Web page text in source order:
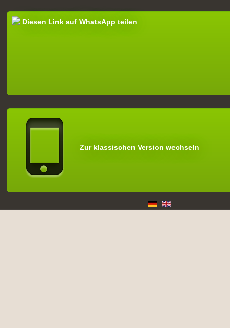
Diesen Link auf WhatsApp teilen
Zur klassischen Version wechseln